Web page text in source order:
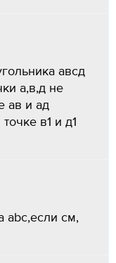
авсд
а,в,д не
ав и ад
в1 и д1
abc,если см,